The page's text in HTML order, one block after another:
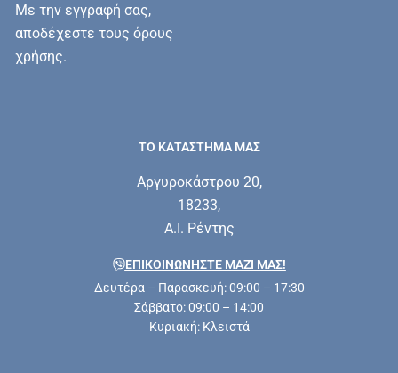
Με την εγγραφή σας,
αποδέχεστε τους όρους
χρήσης.
ΤΟ ΚΑΤΑΣΤΗΜΑ ΜΑΣ
Αργυροκάστρου 20,
18233,
Α.Ι. Ρέντης
ΕΠΙΚΟΙΝΩΝΗΣΤΕ ΜΑΖΊ ΜΑΣ!
Δευτέρα – Παρασκευή: 09:00 – 17:30
Σάββατο: 09:00 – 14:00
Κυριακή: Κλειστά